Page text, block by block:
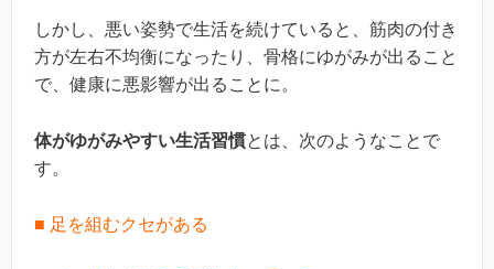
しかし、悪い姿勢で生活を続けていると、筋肉の付き
方が左右不均衡になったり、骨格にゆがみが出ること
で、健康に悪影響が出ることに。
体がゆがみやすい生活習慣とは、次のようなことで
す。
■ 足を組むクセがある